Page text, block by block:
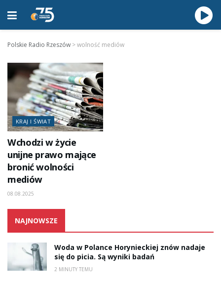
Polskie Radio Rzeszów >wolność mediów
KRAJ I ŚWIAT
Wchodzi w życie
unijne prawo mające
bronić wolności
mediów
08.08.2025
NAJNOWSZE
Woda w Polance Horynieckiej znów nadaje
się do picia. Są wyniki badań
2 MINUTY TEMU